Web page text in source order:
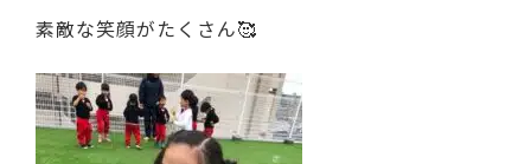
素敵な笑顔がたくさん🥰